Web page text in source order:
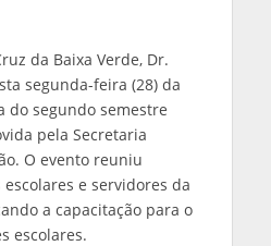
da Baixa Verde, Dr.
segunda-feira (28) da
do segundo semestre
pela Secretaria
O evento reuniu
e servidores da
a capacitação para o
escolares.